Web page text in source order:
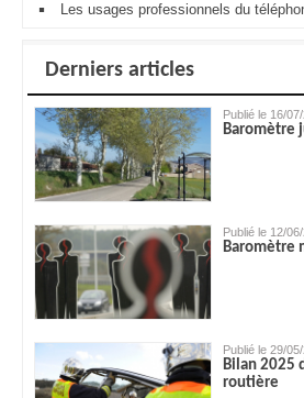
Les usages professionnels du
Derniers articles
Publié le 16/
Baromètre
Publié le 12/
Baromètre
Publié le 29/
Bilan 2025
routière